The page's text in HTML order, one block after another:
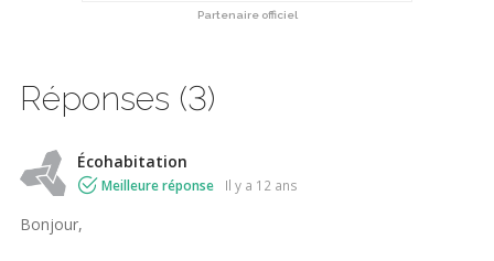
Partenaire officiel
Réponses (3)
Écohabitation
Meilleure réponse il y a 12 ans
Bonjour,